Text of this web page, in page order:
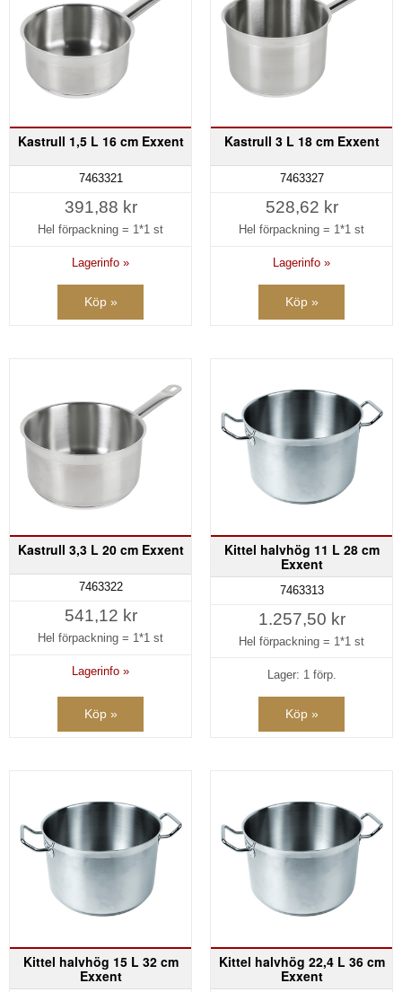
Kastrull 1,5 L 16 cm Exxent
7463321
391,88 kr
Hel förpackning = 1*1 st
Lagerinfo »
Köp »
Kastrull 3 L 18 cm Exxent
7463327
528,62 kr
Hel förpackning = 1*1 st
Lagerinfo »
Köp »
Kastrull 3,3 L 20 cm Exxent
7463322
541,12 kr
Hel förpackning = 1*1 st
Lagerinfo »
Köp »
Kittel halvhög 11 L 28 cm
Exxent
7463313
1.257,50 kr
Hel förpackning = 1*1 st
Lager: 1 förp.
Köp »
Kittel halvhög 15 L 32 cm
Exxent
Kittel halvhög 22,4 L 36 cm
Exxent